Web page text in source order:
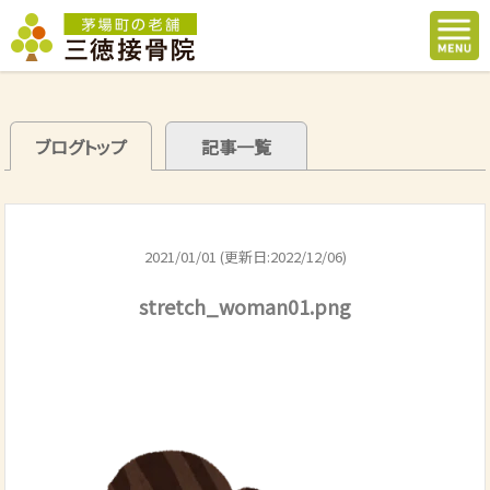
ブログトップ 記事一覧
2021/01/01 (更新日:2022/12/06)
stretch_woman01.png